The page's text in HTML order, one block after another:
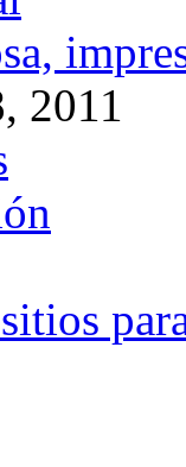
2011